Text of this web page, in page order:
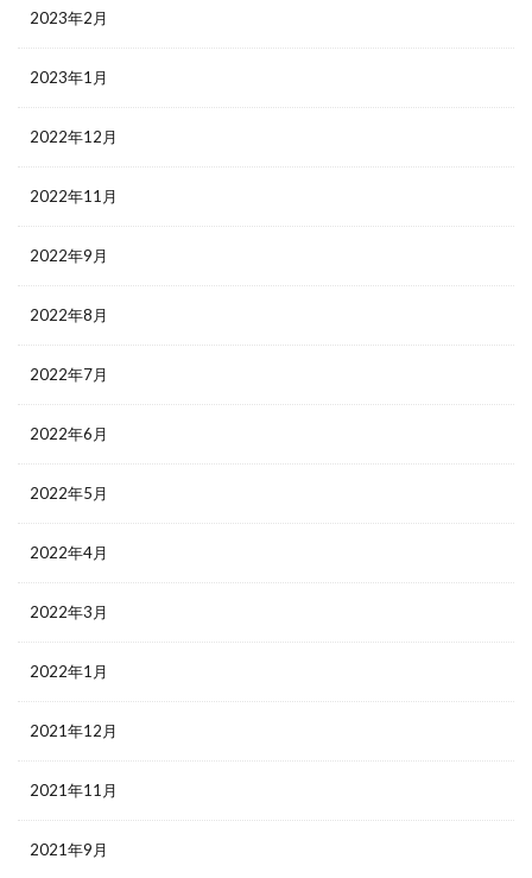
2023年2月
2023年1月
2022年12月
2022年11月
2022年9月
2022年8月
2022年7月
2022年6月
2022年5月
2022年4月
2022年3月
2022年1月
2021年12月
2021年11月
2021年9月